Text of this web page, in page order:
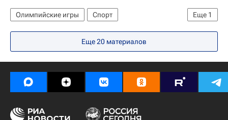
Россия
Еще 1
Олимпийские игры
Спорт
Летние Олимпийские игры 2012
Еще 20 материалов